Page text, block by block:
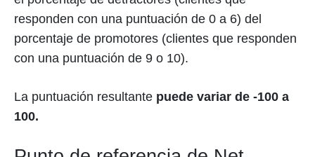
responden con una puntuación de 0 a 6) del
porcentaje de promotores (clientes que responden
con una puntuación de 9 o 10).
La puntuación resultante puede variar de -100 a
100.